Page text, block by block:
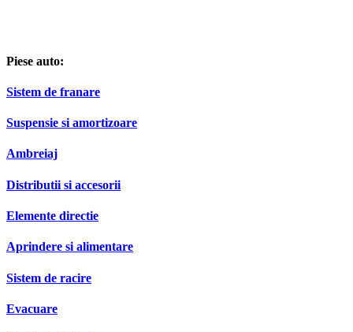
Piese auto:
Sistem de franare
Suspensie si amortizoare
Ambreiaj
Distributii si accesorii
Elemente directie
Aprindere si alimentare
Sistem de racire
Evacuare